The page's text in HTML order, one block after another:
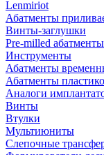
Lenmiriot
Абатменты
Винты-заглушки
Pre-milled абатменты
Инструменты
Абатменты
Абатменты
Аналоги
Винты
Втулки
Мультиюниты
Слепочные